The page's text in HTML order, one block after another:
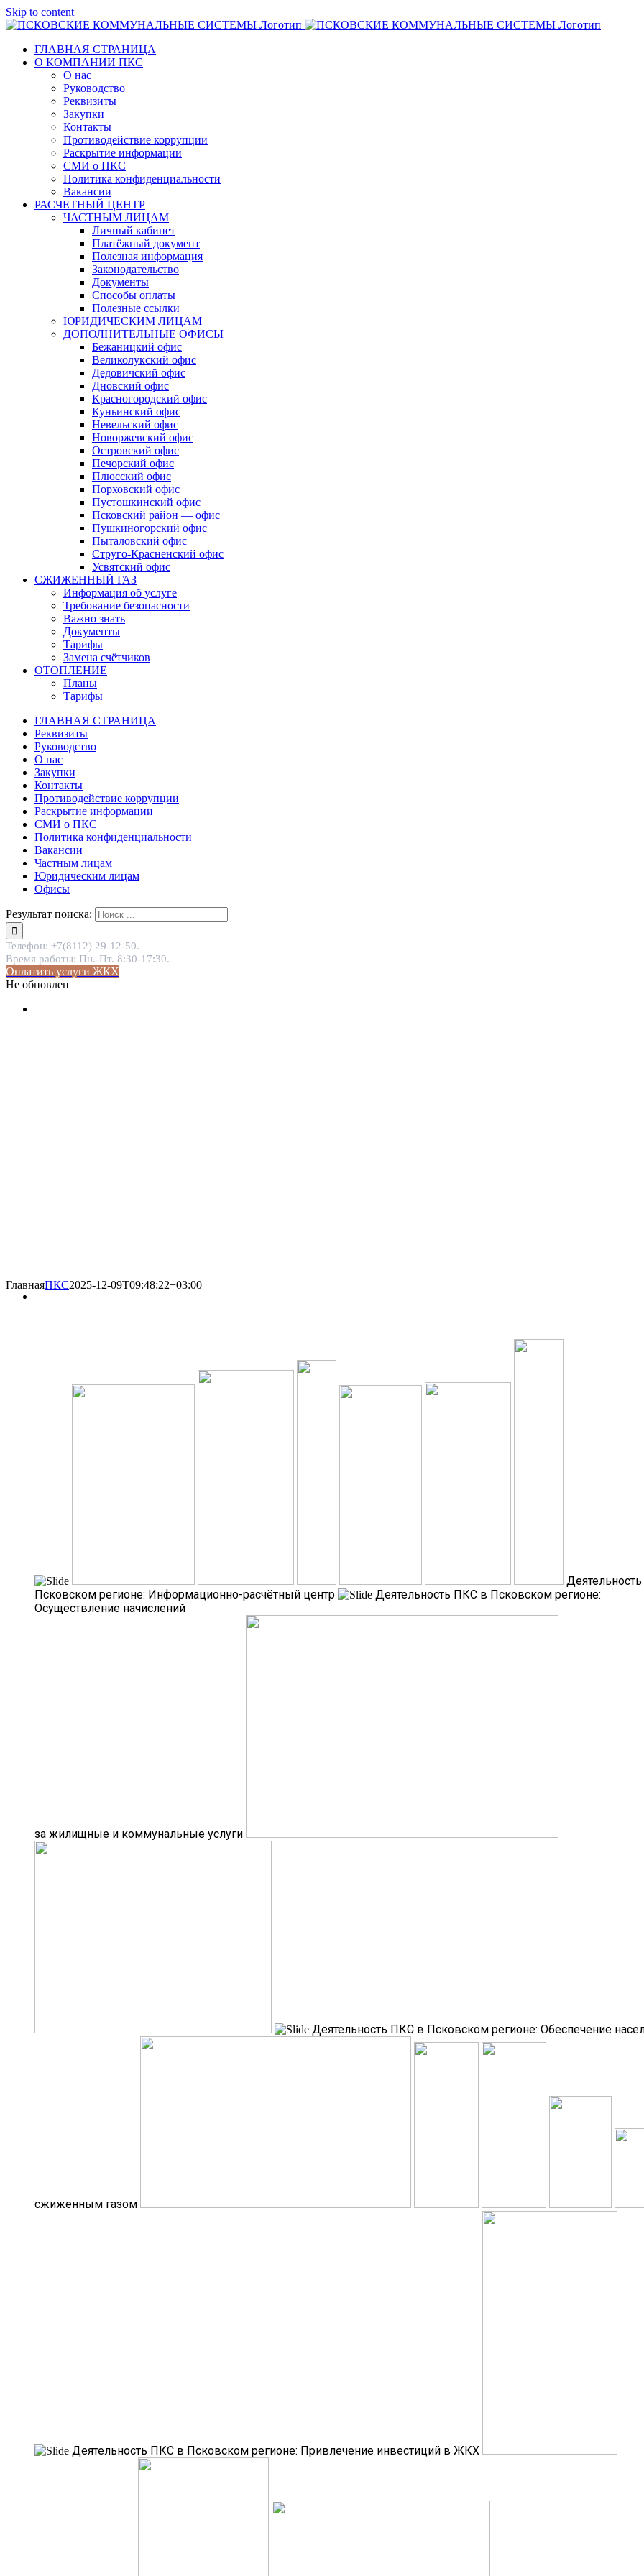
Skip to content
ГЛАВНАЯ СТРАНИЦА
О КОМПАНИИ ПКС
О нас
Руководство
Реквизиты
Закупки
Контакты
Противодействие коррупции
Раскрытие информации
СМИ о ПКС
Политика конфиденциальности
Вакансии
РАСЧЕТНЫЙ ЦЕНТР
ЧАСТНЫМ ЛИЦАМ
Личный кабинет
Платёжный документ
Полезная информация
Законодательство
Документы
Способы оплаты
Полезные ссылки
ЮРИДИЧЕСКИМ ЛИЦАМ
ДОПОЛНИТЕЛЬНЫЕ ОФИСЫ
Бежаницкий офис
Великолукский офис
Дедовичский офис
Дновский офис
Красногородский офис
Куньинский офис
Невельский офис
Новоржевский офис
Островский офис
Печорский офис
Плюсский офис
Порховский офис
Пустошкинский офис
Псковский район — офис
Пушкиногорский офис
Пыталовский офис
Струго-Красненский офис
Усвятский офис
СЖИЖЕННЫЙ ГАЗ
Информация об услуге
Требование безопасности
Важно знать
Документы
Тарифы
Замена счётчиков
ОТОПЛЕНИЕ
Планы
Тарифы
ГЛАВНАЯ СТРАНИЦА
Реквизиты
Руководство
О нас
Закупки
Контакты
Противодействие коррупции
Раскрытие информации
СМИ о ПКС
Политика конфиденциальности
Вакансии
Частным лицам
Юридическим лицам
Офисы
Результат поиска:
Телефон: +7(8112) 29-12-50.
Время работы: Пн.-Пт. 8:30-17:30.
Оплатить услуги ЖКХ
Не обновлен
ГлавнаяПКС2025-12-09T09:48:22+03:00
Псковском регионе: Информационно-расчётный центр
Деятельность ПКС в Псковском регионе:
Осуществление начислений
за жилищные и коммунальные услуги
Деятельность ПКС в Псковском регионе: Обеспечение
сжиженным газом
Деятельность ПКС в Псковском регионе: Привлечение инвестиций в ЖКХ